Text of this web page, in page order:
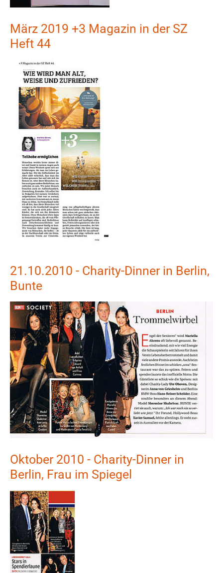
März 2019 +3 Magazin in der SZ
Heft 44
Show larger version
21.10.2010 - Charity-Dinner in Berlin,
Bunte
Show larger version
Oktober 2010 - Charity-Dinner in
Berlin, Frau im Spiegel
Show larger version